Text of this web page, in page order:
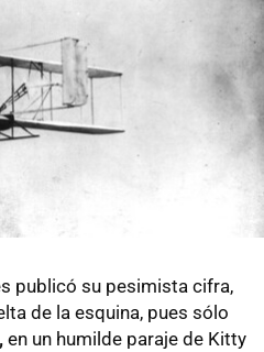
publicó su pesimista cifra,
de la esquina, pues sólo
en un humilde paraje de Kitty